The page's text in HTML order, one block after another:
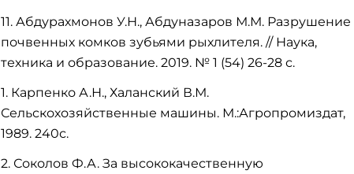
11. Абдурахмонов У.Н., Абдуназаров М.М. Разрушение
почвенных комков зубьями рыхлителя. // Наука,
техника и образование. 2019. № 1 (54) 26-28 с.
1. Карпенко А.Н., Халанский В.М.
Сельскохозяйственные машины. М.:Агропромиздат,
1989. 240с.
2. Соколов Ф.А. За высококачественную